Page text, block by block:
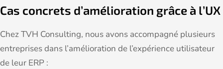
Cas concrets d’amélioration grâce à l’UX
Chez TVH Consulting, nous avons accompagné plusieurs
entreprises dans l’amélioration de l’expérience utilisateur
de leur ERP :